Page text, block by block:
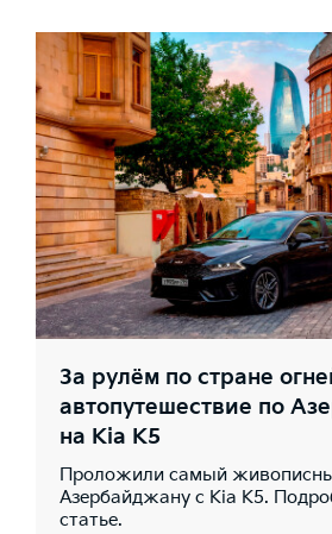
За рулём по стране
автопутешествие по
на Kia K5
Проложили самый
Азербайджану с Kia K5.
статье.